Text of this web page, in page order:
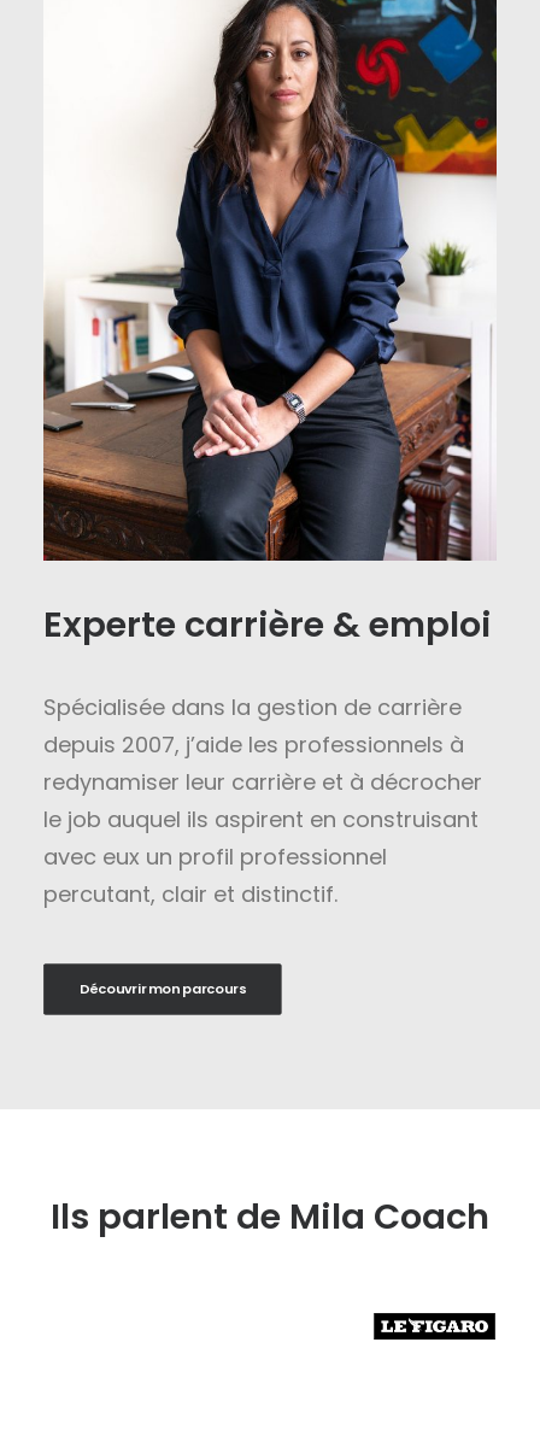
Experte carrière & emploi
Spécialisée dans la gestion de carrière
depuis 2007, j’aide les professionnels à
redynamiser leur carrière et à décrocher
le job auquel ils aspirent en construisant
avec eux un profil professionnel
percutant, clair et distinctif.
Découvrir mon parcours
Ils parlent de Mila Coach